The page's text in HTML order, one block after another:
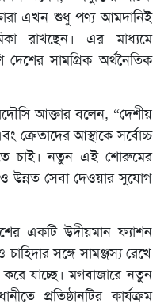
এখন শুধু পণ্য আমদানিই
রাখছেন। এর মাধ্যমে
দেশের সামগ্রিক অর্থনৈতিক
আক্তার বলেন, “দেশীয়
ক্রেতাদের আস্থাকে সর্বোচ্চ
চাই। নতুন এই শোরুমের
উন্নত সেবা দেওয়ার সুযোগ
একটি উদীয়মান ফ্যাশন
সঙ্গে সামঞ্জস্য রেখে
যাচ্ছে। মগবাজারে নতুন
প্রতিষ্ঠানটির কার্যক্রম